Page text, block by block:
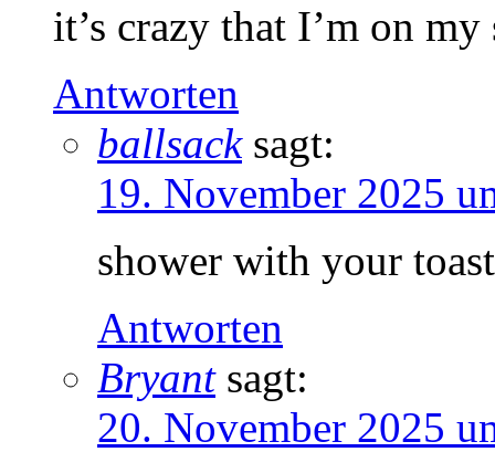
it’s crazy that I’m on
Antworten
ballsack sagt:
19. November 2025
shower with your
Antworten
Bryant sagt:
20. November 2025